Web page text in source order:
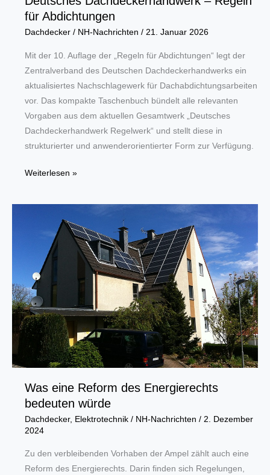
für Abdichtungen
Dachdecker/ NH-Nachrichten / 21. Januar 2026
Mit der 10. Auflage der „Regeln für Abdichtungen“ legt der
Zentralverband des Deutschen Dachdeckerhandwerks ein
aktualisiertes Nachschlagewerk für Dachabdichtungsarbeiten
vor. Das kompakte Taschenbuch bündelt alle relevanten
Vorgaben aus dem aktuellen Gesamtwerk „Deutsches
Dachdeckerhandwerk Regelwerk“ und stellt diese in
strukturierter und anwenderorientierter Form zur Verfügung.
Deutsches
–
Abdichtungen
Weiterlesen »
Was eine Reform des Energierechts
bedeuten würde
Dachdecker, Elektrotechnik/ NH-Nachrichten / 2. Dezember
2024
Zu den verbleibenden Vorhaben der Ampel zählt auch eine
Reform des Energierechts. Darin finden sich Regelungen,